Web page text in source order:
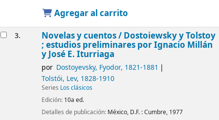
Agregar al carrito
3. Novelas y cuentos / Dostoiewsky y Tolstoy
; estudios preliminares por Ignacio Millán
y José E. Iturriaga
por Dostoyevsky, Fyodor, 1821-1881
Tolstói, Lev, 1828-1910
Series Los clásicos
Edición: 10a ed.
Detalles de publicación: México, D.F. :Cumbre, 1977